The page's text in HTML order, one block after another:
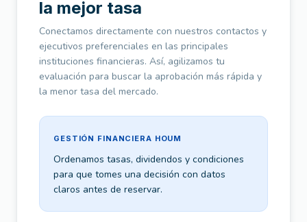
la mejor tasa
Conectamos directamente con nuestros contactos y
ejecutivos preferenciales en las principales
instituciones financieras. Así, agilizamos tu
evaluación para buscar la aprobación más rápida y
la menor tasa del mercado.
GESTIÓN FINANCIERA HOUM
Ordenamos tasas, dividendos y condiciones
para que tomes una decisión con datos
claros antes de reservar.